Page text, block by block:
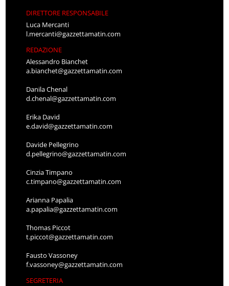
DIRETTORE RESPONSABILE
Luca Mercanti
l.mercanti@gazzettamatin.com
REDAZIONE
Alessandro Bianchet
a.bianchet@gazzettamatin.com
Danila Chenal
d.chenal@gazzettamatin.com
Erika David
e.david@gazzettamatin.com
Davide Pellegrino
d.pellegrino@gazzettamatin.com
Cinzia Timpano
c.timpano@gazzettamatin.com
Arianna Papalia
a.papalia@gazzettamatin.com
Thomas Piccot
t.piccot@gazzettamatin.com
Fausto Vassoney
f.vassoney@gazzettamatin.com
SEGRETERIA